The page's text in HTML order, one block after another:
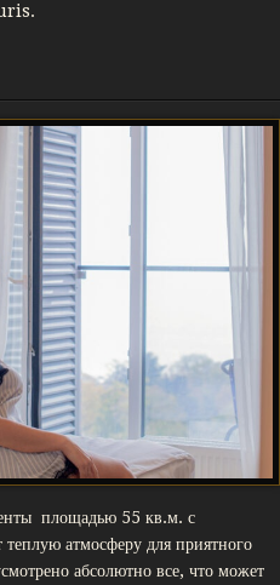
площадью 55 кв.м. с
атмосферу для приятного
абсолютно все, что может